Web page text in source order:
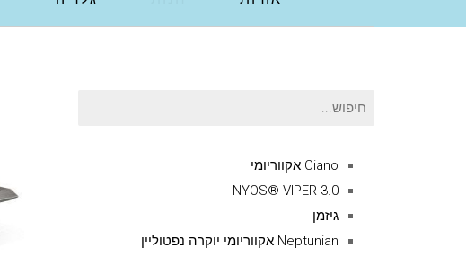
חיפוש
Ciano אקווריומי
NYOS® VIPER 3.0
גיזמן
Neptunian אקווריומי יוקרה נפטוליין